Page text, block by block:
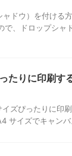
ドウ）を付ける
、ドロップシャ
りに印刷す
ズぴったりに印
サイズでキャン